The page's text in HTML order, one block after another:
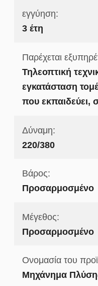
εγγύηση:
3 έτη
Παρέχεται
Τηλεοπτική
εγκατάσταση
που εκπαιδεύει,
Δύναμη:
220/380
Βάρος:
Προσαρμοσμένο
Μέγεθος:
Προσαρμοσμένο
Ονομασία του
Μηχάνημα